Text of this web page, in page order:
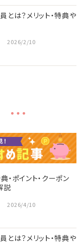
とは？メリット・特典や
2026/2/10
・ポイント・クーポン
説
2026/4/10
とは？メリット・特典や